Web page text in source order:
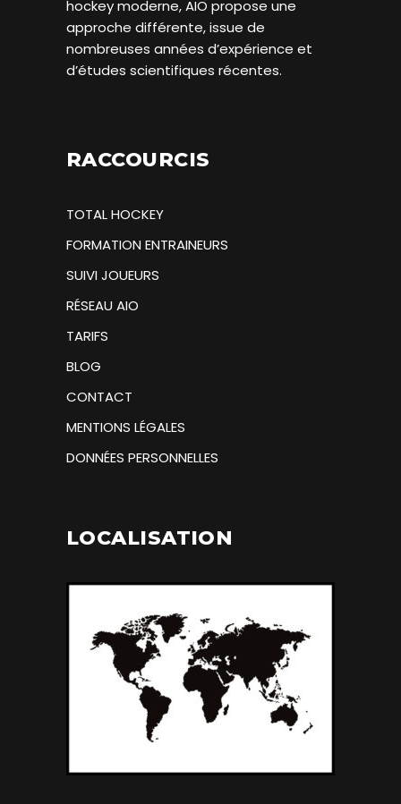
hockey moderne, AIO propose une
approche différente, issue de
nombreuses années d’expérience et
d’études scientifiques récentes.
RACCOURCIS
TOTAL HOCKEY
FORMATION ENTRAINEURS
SUIVI JOUEURS
RÉSEAU AIO
TARIFS
BLOG
CONTACT
MENTIONS LÉGALES
DONNÉES PERSONNELLES
LOCALISATION